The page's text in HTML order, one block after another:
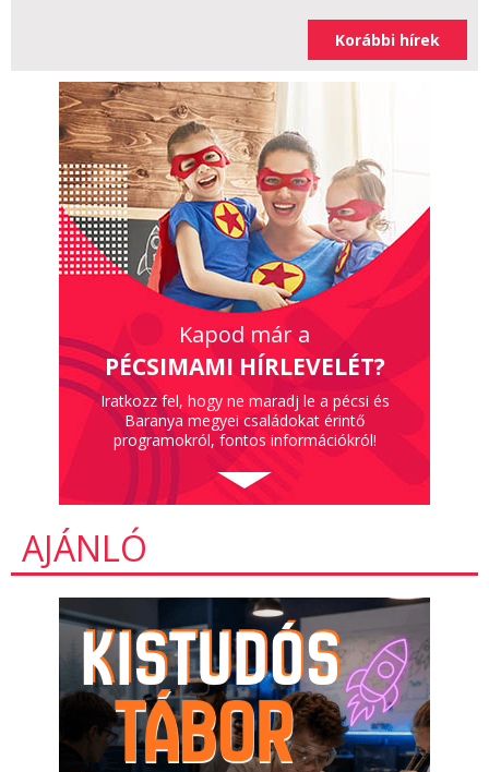
Korábbi hírek
Kapod már a
PÉCSIMAMI HÍRLEVELÉT?
Iratkozz fel, hogy ne maradj le a pécsi és
Baranya megyei családokat érintő
programokról, fontos információkról!
AJÁNLÓ